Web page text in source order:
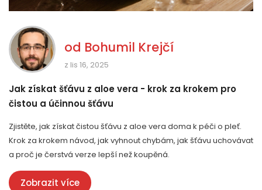
od Bohumil Krejčí
z lis 16, 2025
Jak získat šťávu z aloe vera - krok za krokem pro
čistou a účinnou šťávu
Zjistěte, jak získat čistou šťávu z aloe vera doma k péči o pleť.
Krok za krokem návod, jak vyhnout chybám, jak šťávu uchovávat
a proč je čerstvá verze lepší než koupěná.
Zobrazit více